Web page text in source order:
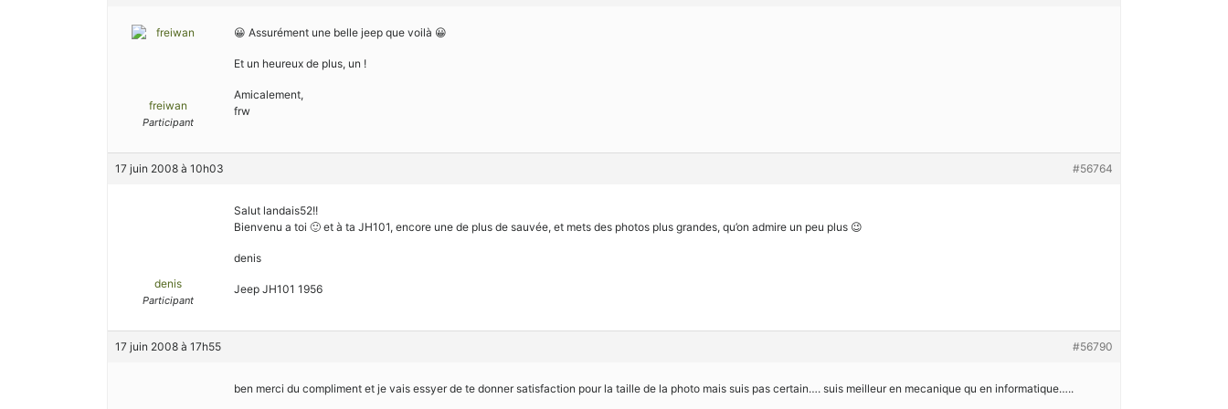
freiwan
Participant
😀 Assurément une belle jeep que voilà 😀
Et un heureux de plus, un !
Amicalement,
frw
17 juin 2008 à 10h03 #56764
denis
Participant
Salut landais52!!
Bienvenu a toi 🙂 et à ta JH101, encore une de plus de sauvée, et mets des photos plus grandes, qu’on admire un peu plus 😉
denis
Jeep JH101 1956
17 juin 2008 à 17h55 #56790
ben merci du compliment et je vais essyer de te donner satisfaction pour la taille de la photo mais suis pas certain…. suis meilleur en mecanique qu en informatique…..